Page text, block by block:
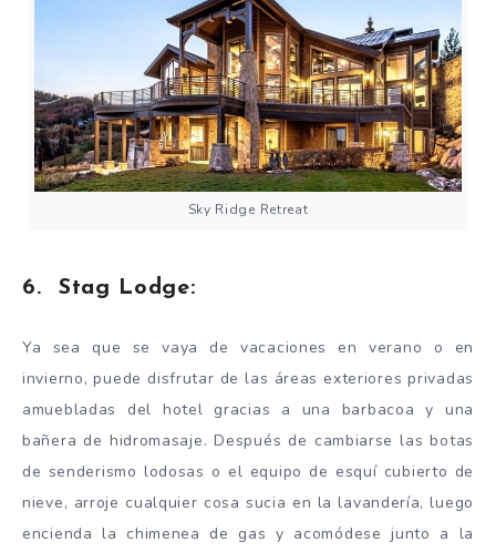
Sky Ridge Retreat
6. Stag Lodge:
Ya sea que se vaya de vacaciones en verano o en
invierno, puede disfrutar de las áreas exteriores privadas
amuebladas del hotel gracias a una barbacoa y una
bañera de hidromasaje. Después de cambiarse las botas
de senderismo lodosas o el equipo de esquí cubierto de
nieve, arroje cualquier cosa sucia en la lavandería, luego
encienda la chimenea de gas y acomódese junto a la